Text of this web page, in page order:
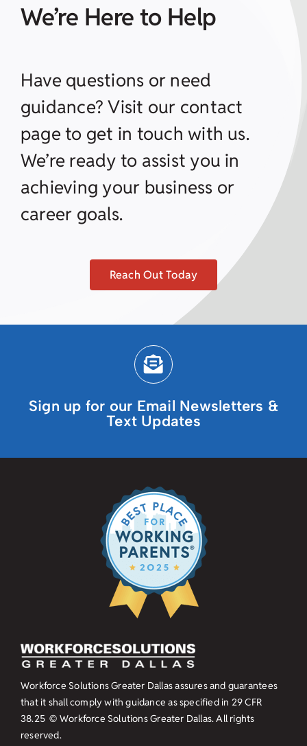
We’re Here to Help
Have questions or need
guidance? Visit our contact
page to get in touch with us.
We’re ready to assist you in
achieving your business or
career goals.
Reach Out Today
Sign up for our Email Newsletters &
Text Updates
Workforce Solutions Greater Dallas assures and guarantees
that it shall comply with guidance as specified in 29 CFR
38.25 © Workforce Solutions Greater Dallas. All rights
reserved.